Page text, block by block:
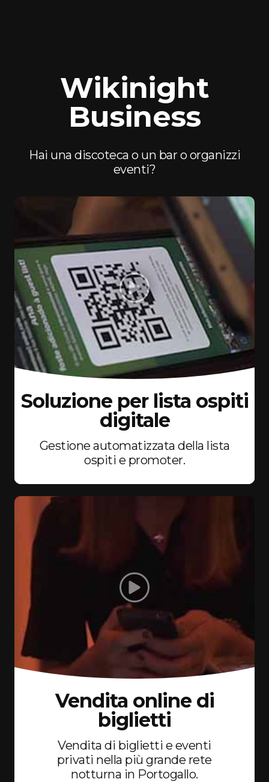
Wikinight
Business
Hai una discoteca o un bar o organizzi
eventi?
Soluzione per lista ospiti
digitale
Gestione automatizzata della lista
ospiti e promoter.
Vendita online di
biglietti
Vendita di biglietti e eventi
privati nella più grande rete
notturna in Portogallo.